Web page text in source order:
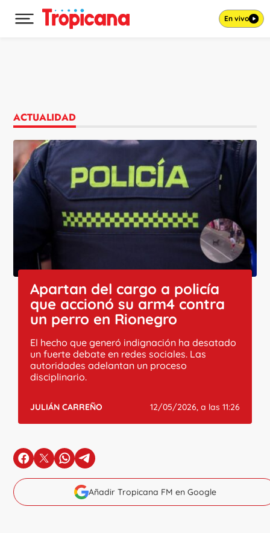
Desplegar menú principal En vivo
ACTUALIDAD
Apartan del cargo a policía
que accionó su arm4 contra
un perro en Rionegro
El hecho que generó indignación ha desatado
un fuerte debate en redes sociales. Las
autoridades adelantan un proceso
disciplinario.
JULIÁN CARREÑO 12/05/2026, a las 11:26
en Facebook
en Xen Whatsapp
en Telegram
Añadir Tropicana FM en Google